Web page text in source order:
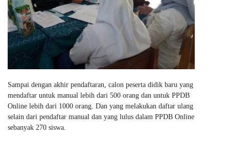
Sampai dengan akhir pendaftaran, calon peserta didik baru yang
mendaftar untuk manual lebih dari 500 orang dan untuk PPDB
Online lebih dari 1000 orang. Dan yang melakukan daftar ulang
selain dari pendaftar manual dan yang lulus dalam PPDB Online
sebanyak 270 siswa.